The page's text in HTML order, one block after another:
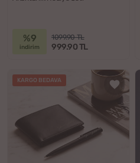
%9
indirim
1099.90 TL
999.90 TL
KARGO BEDAVA